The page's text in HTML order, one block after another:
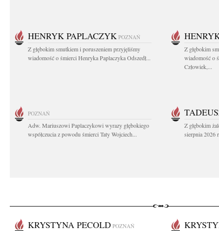
HENRYK PAPLACZYK POZNAŃ
Z głębokim smutkiem i poruszeniem przyjęliśmy
wiadomość o śmierci Henryka Paplaczyka Odszedł...
Z głębokim
wiadomość o
Człowiek,...
POZNAŃ
Adw. Mariuszowi Paplaczykowi wyrazy głębokiego
współczucia z powodu śmierci Taty Wojciech...
Z głębokim
sierpnia 2026
KRYSTYNA PECOLD POZNAŃ